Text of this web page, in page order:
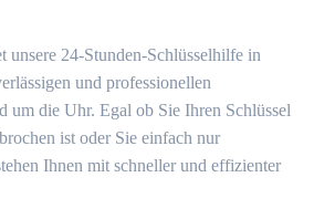
unsere 24-Stunden-Schlüsselhilfe in
und professionellen
um die Uhr.​ Egal ob Sie Ihren Schlüssel
ist oder Sie einfach nur
Ihnen mit schneller und effizienter